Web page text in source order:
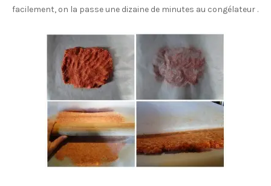
facilement, on la passe une dizaine de minutes au congélateur .